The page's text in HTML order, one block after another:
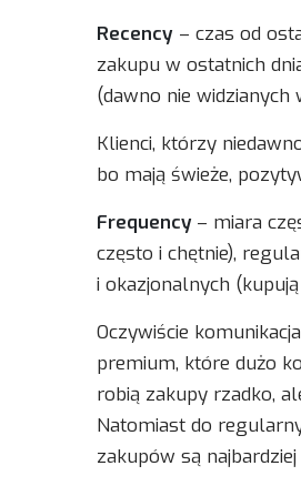
Recency – czas od
zakupu w ostatnich
(dawno nie widzianych
Klienci, którzy
bo mają świeże,
Frequency – miara
często i chętnie),
i okazjonalnych
Oczywiście
premium, które dużo
robią zakupy rzadko,
Natomiast do
zakupów są